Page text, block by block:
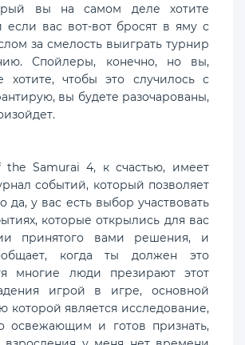
вы на самом деле хотите
если вас вот-вот бросят в яму с
за смелость выиграть турнир
Спойлеры, конечно, но вы,
хотите, чтобы это случилось с
вы будете разочарованы,
Samurai 4, к счастью, имеет
событий, который позволяет
да, у вас есть выбор участвовать
которые открылись для вас
принятого вами решения, и
когда ты должен это
многие люди презирают этот
игрой в игре, основной
которой является исследование,
освежающим и готов признать,